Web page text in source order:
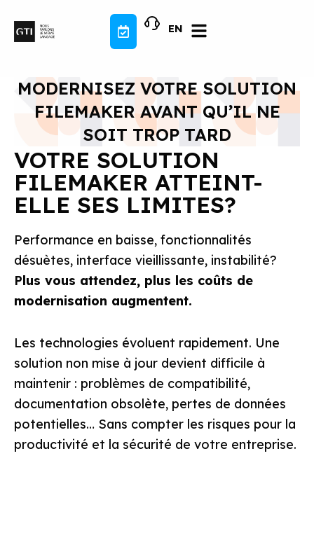
contenu
EN
MODERNISEZ VOTRE SOLUTION
FILEMAKER AVANT QU’IL NE
SOIT TROP TARD
VOTRE SOLUTION
FILEMAKER ATTEINT-
ELLE SES LIMITES?
Performance en baisse, fonctionnalités
désuètes, interface vieillissante, instabilité?
Plus vous attendez, plus les coûts de
modernisation augmentent.
Les technologies évoluent rapidement. Une
solution non mise à jour devient difficile à
maintenir : problèmes de compatibilité,
documentation obsolète, pertes de données
potentielles… Sans compter les risques pour la
productivité et la sécurité de votre entreprise.